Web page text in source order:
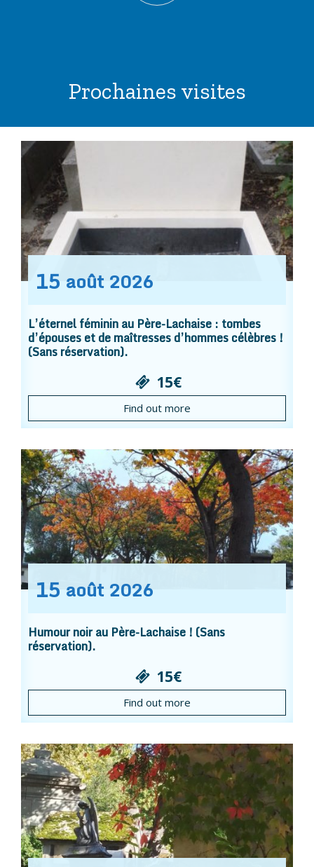
Prochaines visites
15 août 2026
L’éternel féminin au Père-Lachaise : tombes
d’épouses et de maîtresses d’hommes célèbres !
(Sans réservation).
15€
Find out more
15 août 2026
Humour noir au Père-Lachaise ! (Sans
réservation).
15€
Find out more